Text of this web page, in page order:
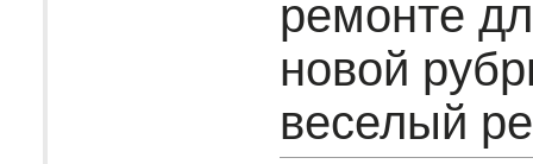
ремонте
новой
веселый